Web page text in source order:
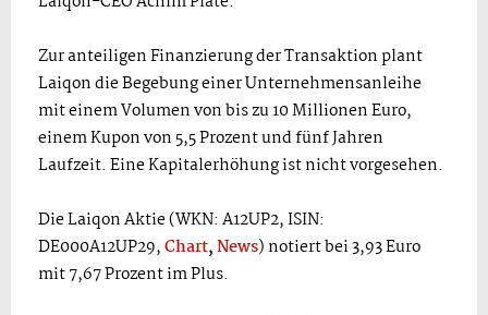
Zur anteiligen Finanzierung der Transaktion plant
Laiqon die Begebung einer Unternehmensanleihe
mit einem Volumen von bis zu 10 Millionen Euro,
einem Kupon von 5,5 Prozent und fünf Jahren
Laufzeit. Eine Kapitalerhöhung ist nicht vorgesehen.
Die Laiqon Aktie (WKN: A12UP2, ISIN:
DE000A12UP29,Chart,News) notiert bei 3,93 Euro
mit 7,67 Prozent im Plus.